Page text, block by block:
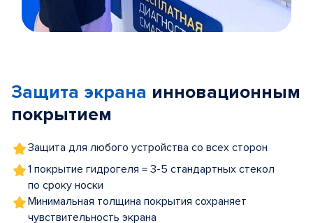
5
Защита экрана инновационным
покрытием
Защита для любого устройства со всех сторон
1 покрытие гидрогеля = 3-5 стандартных стекол
по сроку носки
Минимальная толщина покрытия сохраняет
чувствительность экрана